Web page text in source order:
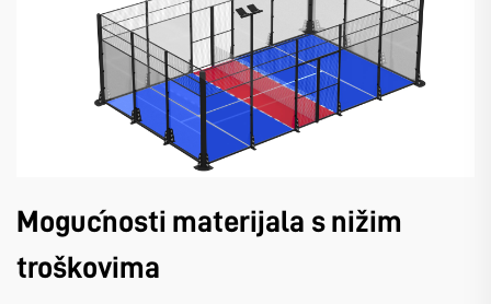
Mogućnosti materijala s nižim
troškovima